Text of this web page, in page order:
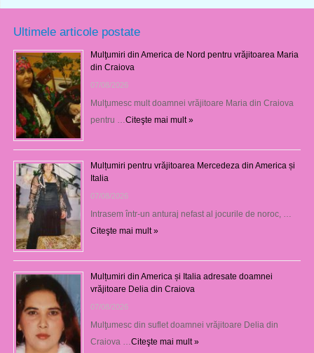
Ultimele articole postate
Mulţumiri din America de Nord pentru vrăjitoarea Maria
din Craiova
07/08/2026
Mulţumesc mult doamnei vrăjitoare Maria din Craiova
pentru … Citeşte mai mult »
Mulțumiri pentru vrăjitoarea Mercedeza din America și
Italia
07/08/2026
Intrasem într-un anturaj nefast al jocurile de noroc, …
Citeşte mai mult »
Mulțumiri din America și Italia adresate doamnei
vrăjitoare Delia din Craiova
07/08/2026
Mulţumesc din suflet doamnei vrăjitoare Delia din
Craiova … Citeşte mai mult »